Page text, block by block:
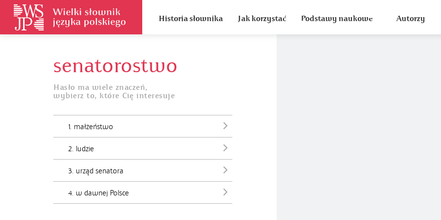
Historia słownika Jak korzystać Podstawy naukowe Autorzy
senatorostwo
Hasło ma wiele znaczeń,
wybierz to, które Cię interesuje
1. małżeństwo
2. ludzie
3. urząd senatora
4. w dawnej Polsce